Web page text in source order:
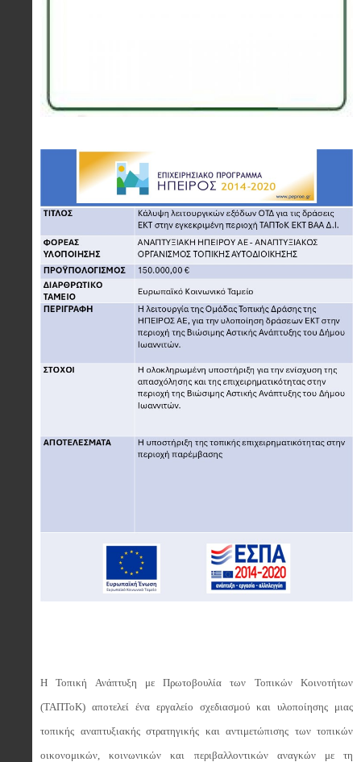
Η Τοπική Ανάπτυξη με Πρωτοβουλία των Τοπικών Κοινοτήτων
(ΤΑΠΤοΚ) αποτελεί ένα εργαλείο σχεδιασμού και υλοποίησης μιας
τοπικής αναπτυξιακής στρατηγικής και αντιμετώπισης των τοπικών
οικονομικών, κοινωνικών και περιβαλλοντικών αναγκών με τη